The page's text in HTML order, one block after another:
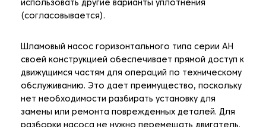
использовать другие варианты уплотнения
(согласовывается).
Шламовый насос горизонтального типа серии AH
своей конструкцией обеспечивает прямой доступ к
движущимся частям для операций по техническому
обслуживанию. Это дает преимущество, поскольку
нет необходимости разбирать установку для
замены или ремонта поврежденных деталей. Для